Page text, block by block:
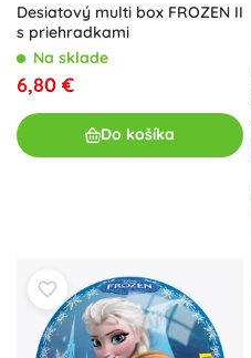
Desiatový multi box FROZEN II
s priehradkami
Na sklade
6,80 €
Do košíka